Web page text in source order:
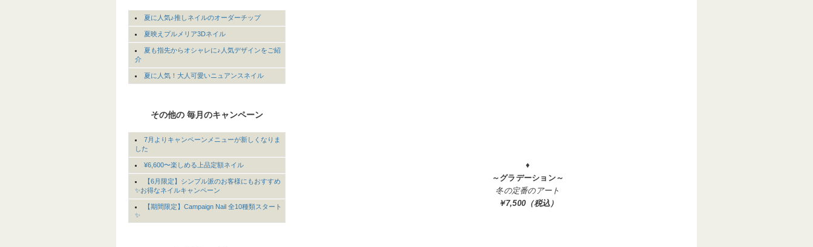
♦
～グラデーション～
冬の定番のアート
￥7,500（税込）
夏に人気♪推しネイルのオーダーチップ
夏映えプルメリア3Dネイル
夏も指先からオシャレに♪人気デザインをご紹
介
夏に人気！大人可愛いニュアンスネイル
その他の 毎月のキャンペーン
7月よりキャンペーンメニューが新しくなりま
した
¥6,600〜楽しめる上品定額ネイル
【6月限定】シンプル派のお客様にもおすすめ
✨お得なネイルキャンペーン
【期間限定】Campaign Nail 全10種類スタート
✨